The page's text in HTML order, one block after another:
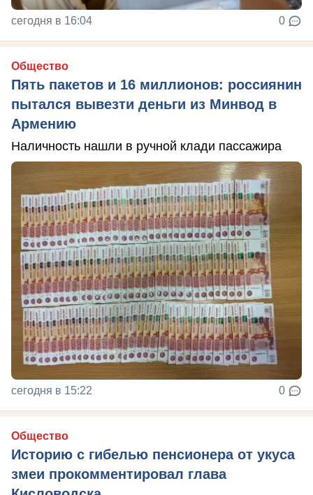
сегодня в 16:04 0
Общество
Пять пакетов и 16 миллионов: россиянин
пытался вывезти деньги из Минвод в
Армению
Наличность нашли в ручной клади пассажира
сегодня в 15:22 0
Общество
Историю с гибелью пенсионера от укуса
змеи прокомментировал глава